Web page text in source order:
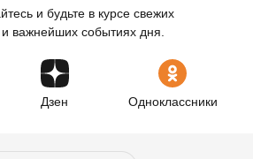
и будьте в курсе свежих
и важнейших событиях дня.
Дзен Одноклассники